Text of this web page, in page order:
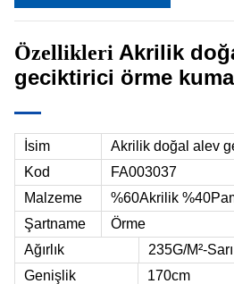
Özellikleri Akrilik
geciktirici örme
İsim
Akrilik doğal alev
Kod
FA003037
Malzeme
%60Akrilik
Şartname
Örme
Ağırlık
235G/M²-
Genişlik
170cm